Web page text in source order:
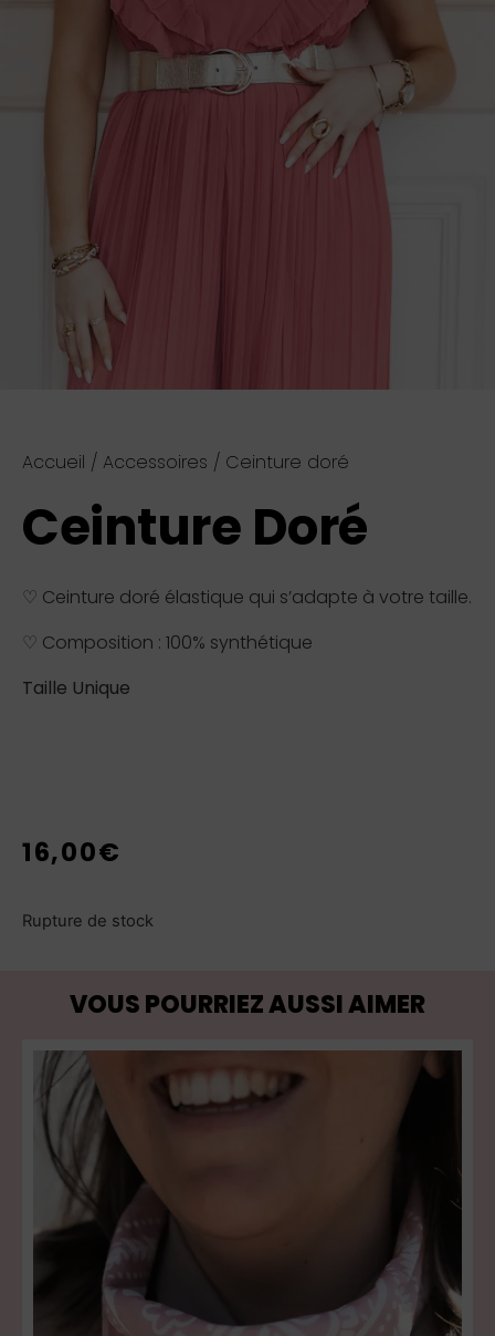
Accueil / Accessoires / Ceinture doré
Ceinture Doré
♡ Ceinture doré élastique qui s’adapte à votre taille.
♡ Composition : 100% synthétique
Taille Unique
16,00€
Rupture de stock
VOUS POURRIEZ AUSSI AIMER